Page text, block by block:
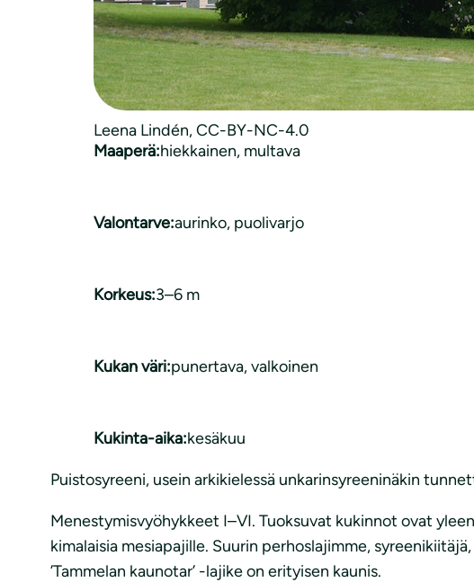
Leena Lindén, CC-BY-NC-4.0
Kasvityyppi:pensas
Luonnonkasvi:ei luonnonvarainen
Maaperä:hiekkainen, multava
Valontarve:aurinko, puolivarjo
Korkeus:3–6 m
Kukan väri:punertava, valkoinen
Kukinta-aika:kesäkuu
Puistosyreeni, usein arkikielessä unkarinsyreeninäkin
Menestymisvyöhykkeet I–VI. Tuoksuvat kukinnot ovat
kimalaisia mesiapajille. Suurin perhoslajimme,
’Tammelan kaunotar’ -lajike on erityisen kaunis.